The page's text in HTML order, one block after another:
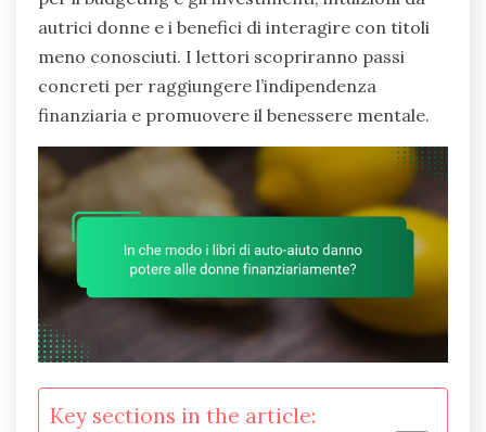
autrici donne e i benefici di interagire con titoli
meno conosciuti. I lettori scopriranno passi
concreti per raggiungere l’indipendenza
finanziaria e promuovere il benessere mentale.
Key sections in the article: